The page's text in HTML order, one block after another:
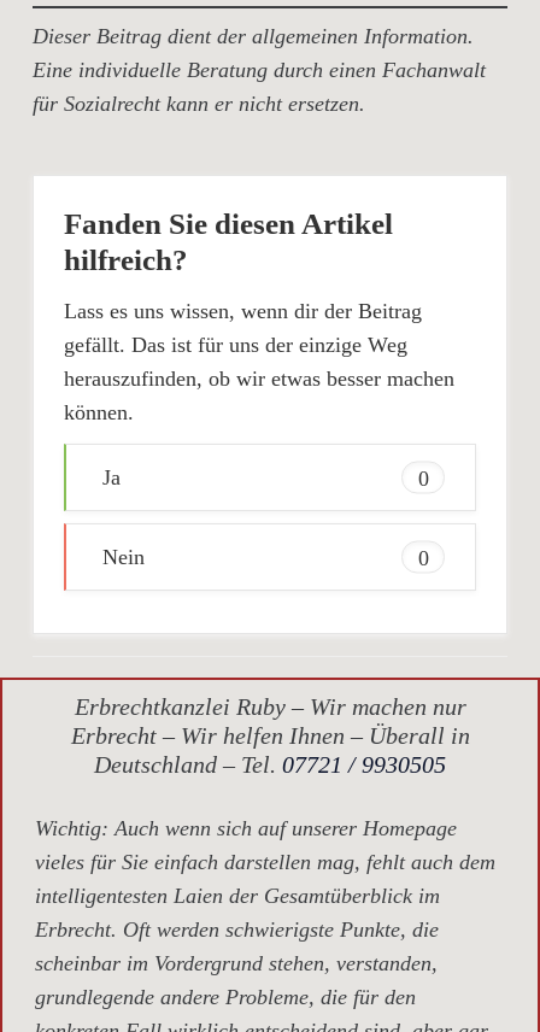
Dieser Beitrag dient der allgemeinen Information.
Eine individuelle Beratung durch einen Fachanwalt
für Sozialrecht kann er nicht ersetzen.
Fanden Sie diesen Artikel
hilfreich?
Lass es uns wissen, wenn dir der Beitrag
gefällt. Das ist für uns der einzige Weg
herauszufinden, ob wir etwas besser machen
können.
Ja 0
Nein 0
Erbrechtkanzlei Ruby – Wir machen nur
Erbrecht – Wir helfen Ihnen – Überall in
Deutschland – Tel. 07721 / 9930505
Wichtig: Auch wenn sich auf unserer Homepage
vieles für Sie einfach darstellen mag, fehlt auch dem
intelligentesten Laien der Gesamtüberblick im
Erbrecht. Oft werden schwierigste Punkte, die
scheinbar im Vordergrund stehen, verstanden,
grundlegende andere Probleme, die für den